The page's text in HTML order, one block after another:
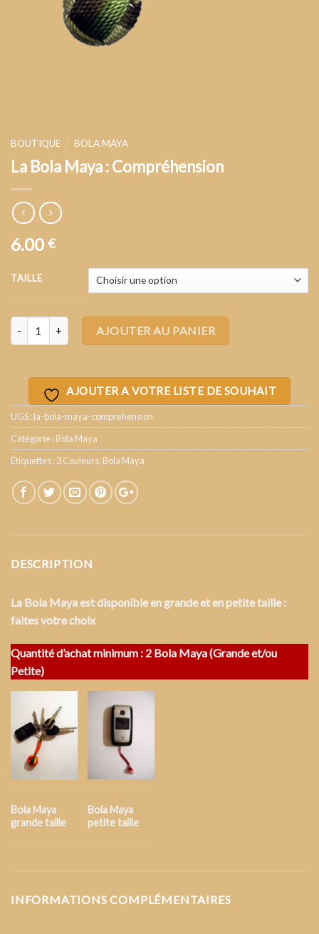
BOUTIQUE / BOLA MAYA
La Bola Maya : Compréhension
6.00 €
TAILLE
AJOUTER AU PANIER
AJOUTER A VOTRE LISTE DE SOUHAIT
UGS :la-bola-maya-comprehension
Catégorie :Bola Maya
Étiquettes :3 Couleurs, Bola Maya
DESCRIPTION
La Bola Maya est disponible en grande et en petite taille :
faites votre choix
Quantité d’achat minimum : 2 Bola Maya (Grande et/ou
Petite)
Bola Maya
grande taille
Bola Maya
petite taille
INFORMATIONS COMPLÉMENTAIRES